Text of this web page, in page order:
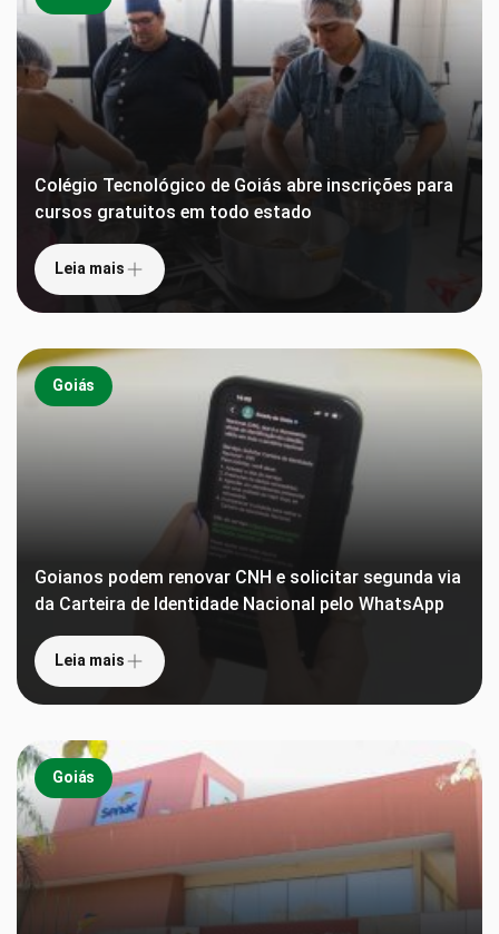
Colégio Tecnológico de Goiás abre inscrições para
cursos gratuitos em todo estado
Leia mais
Goiás
Goianos podem renovar CNH e solicitar segunda via
da Carteira de Identidade Nacional pelo WhatsApp
Leia mais
Goiás